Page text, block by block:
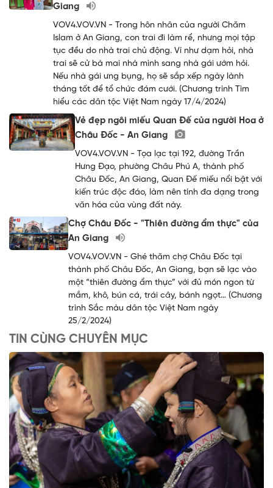
Giang
VOV4.VOV.VN - Trong hôn nhân của người Chăm
Islam ở An Giang, con trai đi làm rể, nhưng mọi tập
tục đều do nhà trai chủ động. Ví như dạm hỏi, nhà
trai sẽ cử bà mai nhà mình sang nhà gái ướm hỏi.
Nếu nhà gái ưng bụng, họ sẽ sắp xếp ngày lành
tháng tốt để tổ chức đám cưới. (Chương trình Tìm
hiểu các dân tộc Việt Nam ngày 17/4/2024)
Vẻ đẹp ngôi miếu Quan Đế của người Hoa ở
Châu Đốc - An Giang
VOV4.VOV.VN - Tọa lạc tại 192, đường Trần
Hưng Đạo, phường Châu Phú A, thành phố
Châu Đốc, An Giang, Quan Đế miếu nổi bật với
kiến trúc độc đáo, làm nên tính đa dạng trong
văn hóa của vùng đất này.
Chợ Châu Đốc - "Thiên đường ẩm thực" của
An Giang
VOV4.VOV.VN - Ghé thăm chợ Châu Đốc tại
thành phố Châu Đốc, An Giang, bạn sẽ lạc vào
một “thiên đường ẩm thực” với đủ món ngon từ
mắm, khô, bún cá, trái cây, bánh ngọt… (Chương
trình Sắc màu dân tộc Việt Nam ngày
25/2/2024)
TIN CÙNG CHUYÊN MỤC